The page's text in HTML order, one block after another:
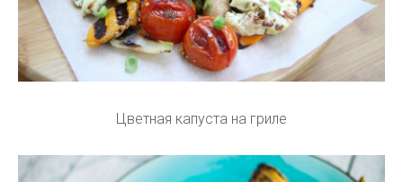
Цветная капуста на гриле